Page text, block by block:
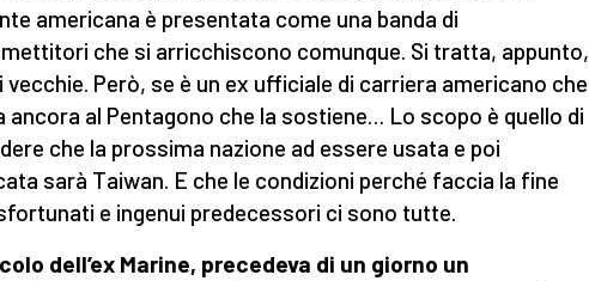
americana è presentata come una banda di
che si arricchiscono comunque. Si tratta, appunto,
vecchie. Però, se è un ex ufficiale di carriera americano che
ancora al Pentagono che la sostiene… Lo scopo è quello di
che la prossima nazione ad essere usata e poi
sarà Taiwan. E che le condizioni perché faccia la fine
e ingenui predecessori ci sono tutte.
dell’ex Marine, precedeva di un giorno un